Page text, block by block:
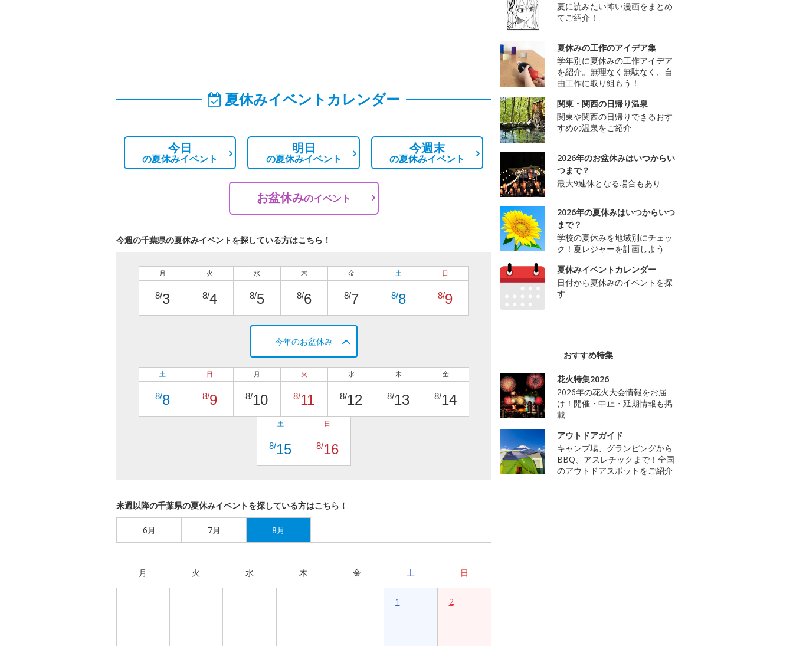
夏休みイベントカレンダー
今日
の夏休みイベント
明日
の夏休みイベント
今週末
の夏休みイベント
お盆休みのイベント
今週の千葉県の夏休みイベントを探している方はこちら！
月
8/3
火
8/4
水
8/5
木
8/6
金
8/7
土
8/8
日
8/9
今年のお盆休み
土
8/8
日
8/9
月
8/10
火
8/11
水
8/12
木
8/13
金
8/14
土
8/15
日
8/16
来週以降の千葉県の夏休みイベントを探している方はこちら！
6月 7月 8月
月 火 水 木 金 土 日
1 2
夏に読みたい怖い漫画をまとめ
てご紹介！
夏休みの工作のアイデア集
学年別に夏休みの工作アイデア
を紹介。無理なく無駄なく、自
由工作に取り組もう！
関東・関西の日帰り温泉
関東や関西の日帰りできるおす
すめの温泉をご紹介
2026年のお盆休みはいつからい
つまで？
最大9連休となる場合もあり
2026年の夏休みはいつからいつ
まで？
学校の夏休みを地域別にチェッ
ク！夏レジャーを計画しよう
夏休みイベントカレンダー
日付から夏休みのイベントを探
す
おすすめ特集
花火特集2026
2026年の花火大会情報をお届
け！開催・中止・延期情報も掲
載
アウトドアガイド
キャンプ場、グランピングから
BBQ、アスレチックまで！全国
のアウトドアスポットをご紹介